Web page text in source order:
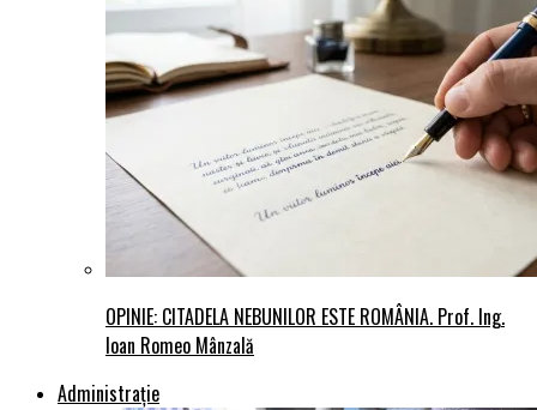
OPINIE: CITADELA NEBUNILOR ESTE ROMÂNIA. Prof. Ing.
Ioan Romeo Mânzală
Administraţie